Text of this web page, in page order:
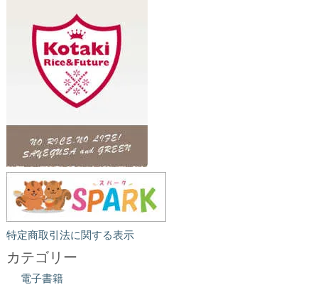
特定商取引法に関する表示
カテゴリー
電子書籍